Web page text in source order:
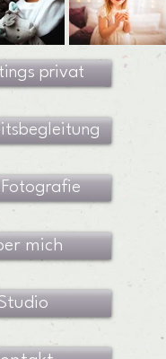
privat
mich